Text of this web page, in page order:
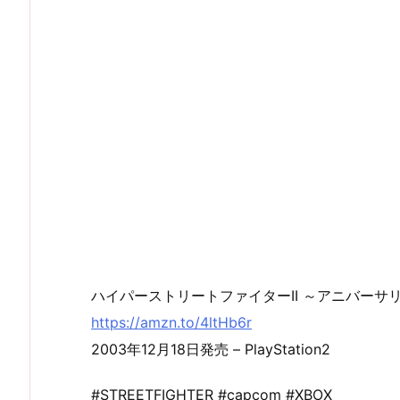
ハイパーストリートファイターII ～アニバーサ
https://amzn.to/4ltHb6r
2003年12月18日発売 – PlayStation2
#STREETFIGHTER #capcom #XBOX